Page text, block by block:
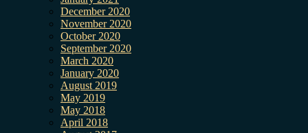
December 2020
November 2020
October 2020
September 2020
March 2020
January 2020
August 2019
May 2019
May 2018
April 2018